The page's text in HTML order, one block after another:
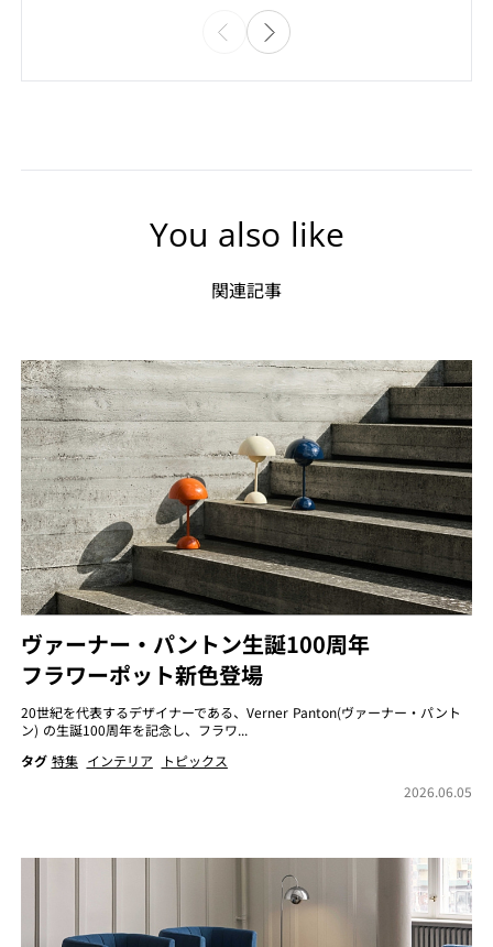
You also like
関連記事
ヴァーナー・パントン生誕100周年
フラワーポット新色登場
20世紀を代表するデザイナーである、Verner Panton(ヴァーナー・パント
ン) の生誕100周年を記念し、フラワ...
タグ 特集 インテリア
トピックス
2026.06.05